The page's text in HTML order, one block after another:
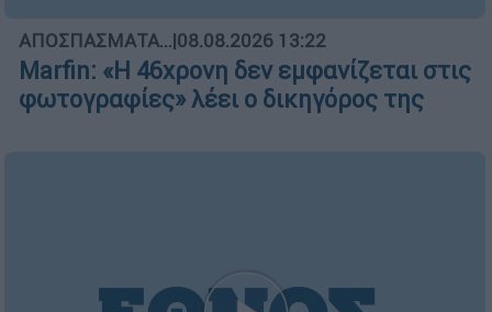
ΑΠΟΣΠΑΣΜΑΤΑ...|08.08.2026 13:22
Marfin: «Η 46χρονη δεν εμφανίζεται στις
φωτογραφίες» λέει ο δικηγόρος της